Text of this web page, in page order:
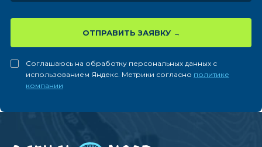
ОТПРАВИТЬ ЗАЯВКУ
Соглашаюсь на обработку персональных данных с
использованием Яндекс. Метрики согласно политике
компании